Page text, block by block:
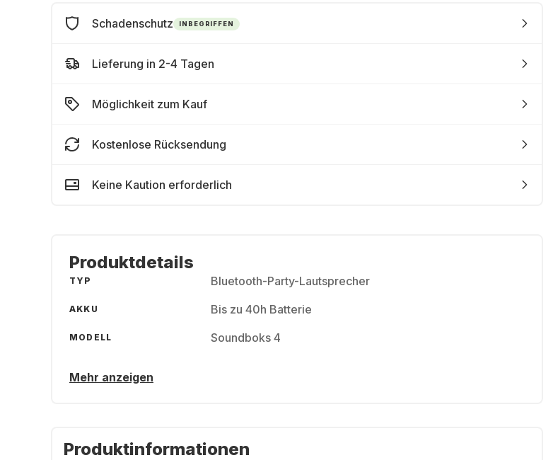
Schadenschutz INBEGRIFFEN
Lieferung in 2-4 Tagen
Möglichkeit zum Kauf
Kostenlose Rücksendung
Keine Kaution erforderlich
Produktdetails
TYP Bluetooth-Party-Lautsprecher
AKKU Bis zu 40h Batterie
MODELL Soundboks 4
Mehr anzeigen
Produktinformationen